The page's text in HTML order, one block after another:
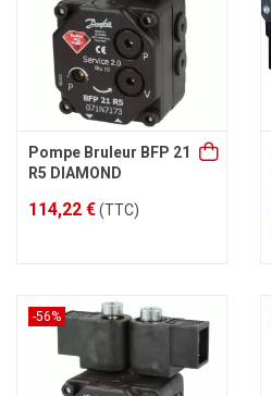
Pompe Bruleur BFP 21
R5 DIAMOND
114,22 €(TTC)
-56%